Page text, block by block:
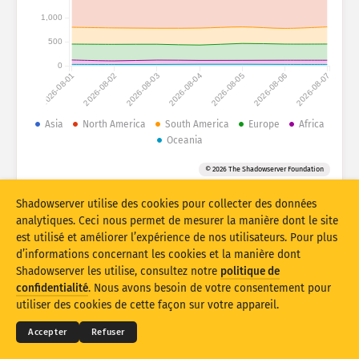
Ensemble de données
Limite
Se chevauchant
Mettre à jour les résultats automatiquement
Mettre à jour Réinitialiser
Télécharger au format PNG
2026-08-01 2026-08-02 2026-08-03 2026-08-04 2026-08-05 2026-08-06 2026-08-07
0
500
1,000
Asia North America South America Europe
Africa
Oceania
© 2026 The Shadowserver Foundation
© 2026THE SHADOWSERVER FOUNDATION
Confidentialité et conditions
Contactez-nous
Mentions
Shadowserver utilise des cookies pour collecter des données
analytiques. Ceci nous permet de mesurer la manière dont le site
est utilisé et améliorer l’expérience de nos utilisateurs. Pour plus
d’informations concernant les cookies et la manière dont
Shadowserver les utilise, consultez notre politique de
confidentialité. Nous avons besoin de votre consentement pour
utiliser des cookies de cette façon sur votre appareil.
Accepter Refuser